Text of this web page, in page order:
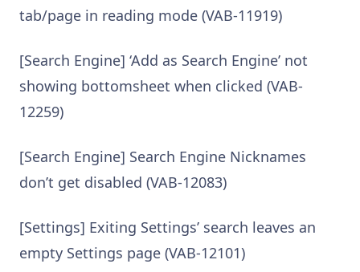
tab/page in reading mode (VAB-11919)
[Search Engine] ‘Add as Search Engine’ not
showing bottomsheet when clicked (VAB-
12259)
[Search Engine] Search Engine Nicknames
don’t get disabled (VAB-12083)
[Settings] Exiting Settings’ search leaves an
empty Settings page (VAB-12101)